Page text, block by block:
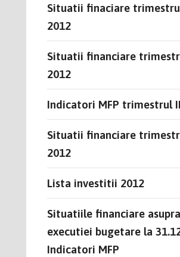
Situatii finaciare
2012
Situatii financiare
2012
Indicatori MFP trimestrul
Situatii financiare
2012
Lista investitii 2012
Situatiile financiare asupra
executiei bugetare la
Indicatori MFP